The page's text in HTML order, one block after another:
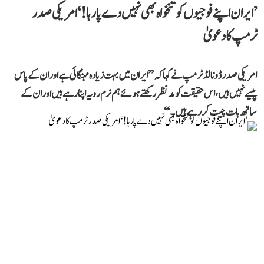
’ایران اپنے فوجیوں کو تنخواہ بھی نہیں دے پا رہا!‘ امریکی صدر
ٹرمپ کا دعویٰ
امریکی صدر ڈونالڈ ٹرمپ نے کہا کہ ’’ایران میں بہت زیادہ مہنگائی ہے اور ان کے پاس
پیسے نہیں ہیں، اس حقیقت کو مدنظر رکھتے ہوئے ہم نرم رویہ اپنا رہے ہیں اور ان کے
ساتھ بات چیت کر رہے ہیں۔‘‘